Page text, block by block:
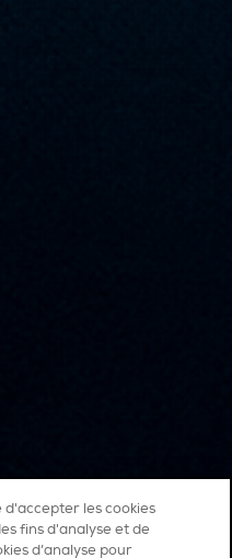
d'accepter les cookies
fins d'analyse et de
d’analyse pour